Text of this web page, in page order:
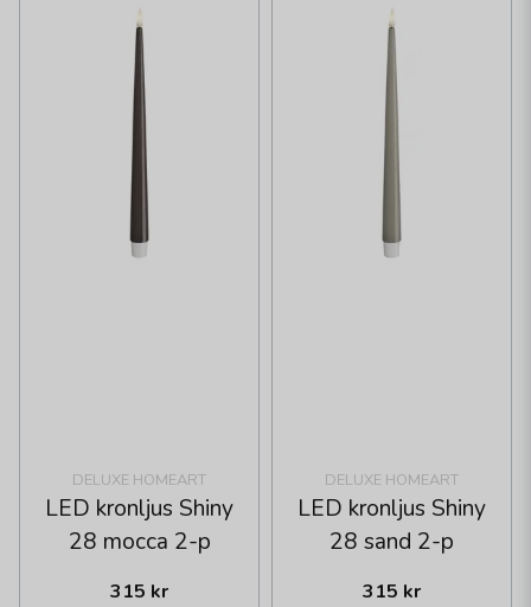
DELUXE HOMEART
LED kronljus Shiny
28 mocca 2-p
315 kr
DELUXE HOMEART
LED kronljus Shiny
28 sand 2-p
315 kr